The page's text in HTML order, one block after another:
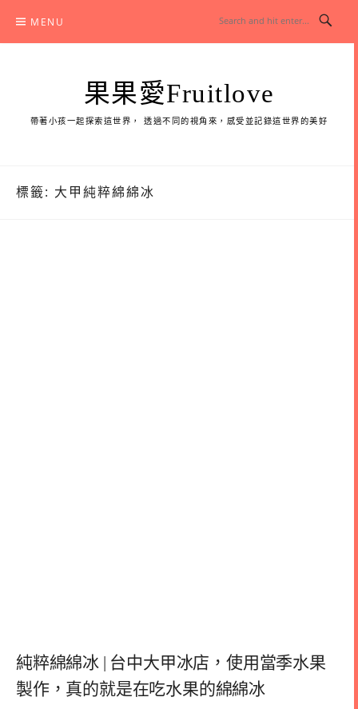
content
MENU
果果愛Fruitlove
帶著小孩一起探索這世界， 透過不同的視角來，感受並記錄這世界的美好
標籤: 大甲純粹綿綿冰
純粹綿綿冰 | 台中大甲冰店，使用當季水果
製作，真的就是在吃水果的綿綿冰